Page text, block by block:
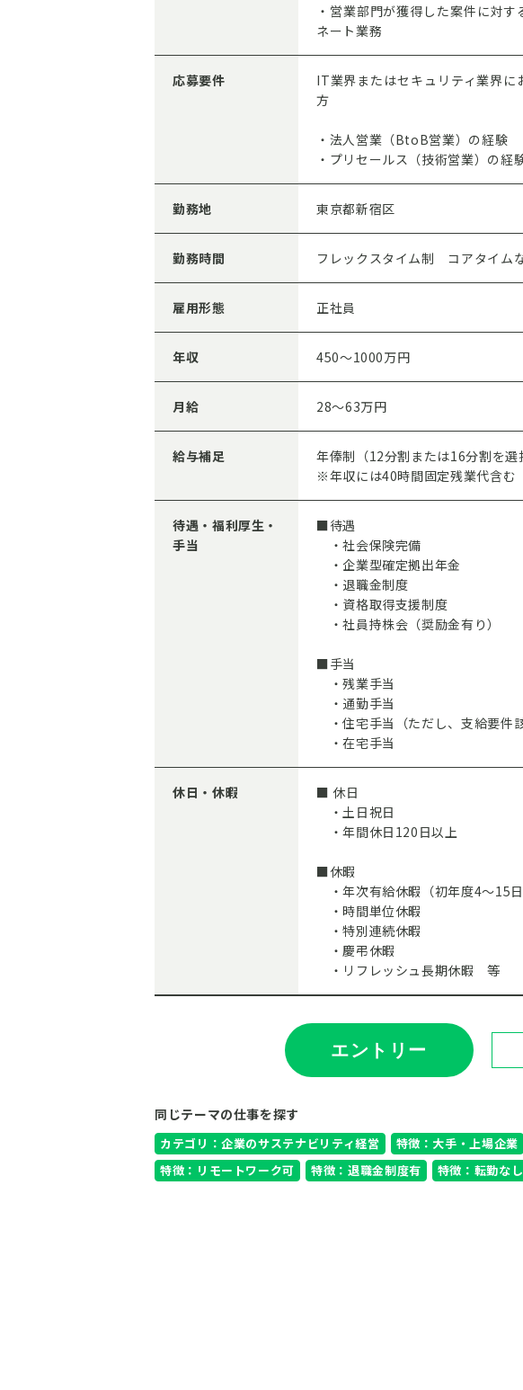
・営業部門が獲得した案件に対
ネート業務
応募要件
IT業界またはセキュリティ業界に
方
・法人営業（BtoB営業）の経験
・プリセールス（技術営業）の経
勤務地 東京都新宿区
勤務時間 フレックスタイム制 コアタイム
雇用形態 正社員
年収 450～1000万円
月給 28～63万円
給与補足
年俸制（12分割または16分割を選
※年収には40時間固定残業代含む
待遇・福利厚生・
手当
■待遇
・社会保険完備
・企業型確定拠出年金
・退職金制度
・資格取得支援制度
・社員持株会（奨励金有り）
■手当
・残業手当
・通勤手当
・住宅手当（ただし、支給要件
・在宅手当
休日・休暇
■ 休日
・土日祝日
・年間休日120日以上
■休暇
・年次有給休暇（初年度4～15日
・時間単位休暇
・特別連続休暇
・慶弔休暇
・リフレッシュ長期休暇 等
エントリー
同じテーマの仕事を探す
カテゴリ：企業のサステナビリティ経営 特徴：大手・上場企業
特徴：リモートワーク可
特徴：退職金制度有 特徴：転勤なし